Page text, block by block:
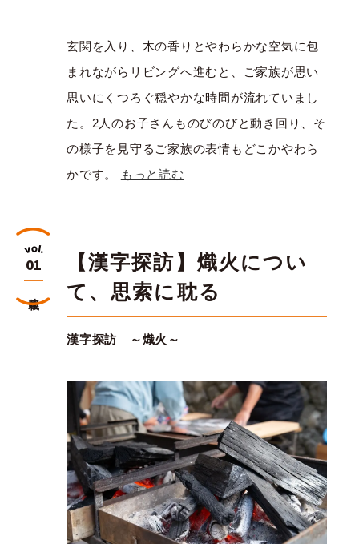
玄関を入り、木の香りとやわらかな空気に包
まれながらリビングへ進むと、ご家族が思い
思いにくつろぐ穏やかな時間が流れていまし
た。2人のお子さんものびのびと動き回り、そ
の様子を見守るご家族の表情もどこかやわら
かです。
もっと読む
【漢字探訪】熾火につい
て、思索に耽る
漢字探訪 ～熾火～
01